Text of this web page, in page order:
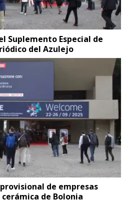
Suplemento Especial de
del Azulejo
de empresas
de Bolonia